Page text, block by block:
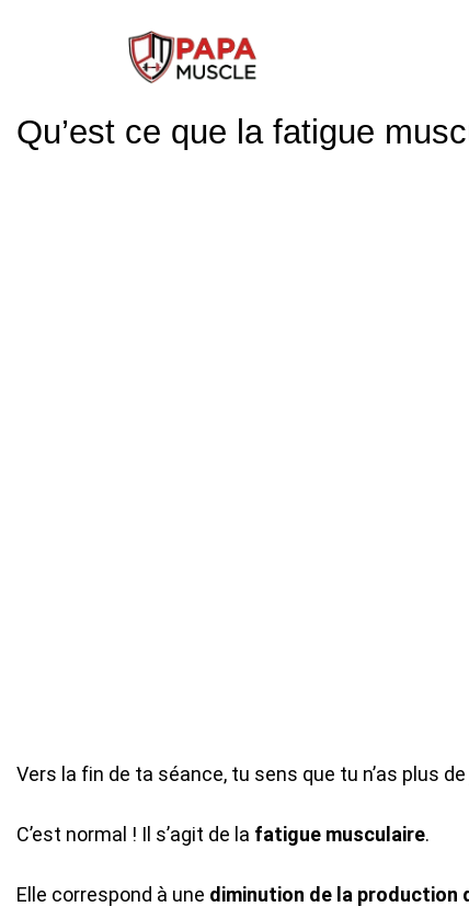
principal
Qu’est ce que la fatigue
Vers la fin de ta séance, tu sens que tu n’as plus
C’est normal ! Il s’agit de la fatigue musculaire.
Elle correspond à une diminution de la production